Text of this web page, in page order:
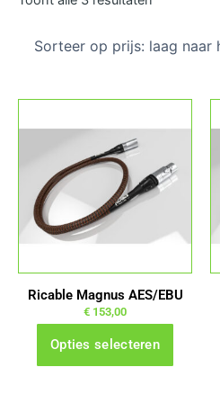
hoog
Ricable Magnus AES/EBU
€ 153,00
Opties selecteren
product
heeft
meerdere
variaties.
Deze
worden
op
de
productpagina